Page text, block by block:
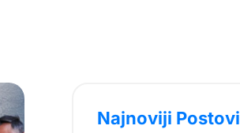
Najnoviji Postovi